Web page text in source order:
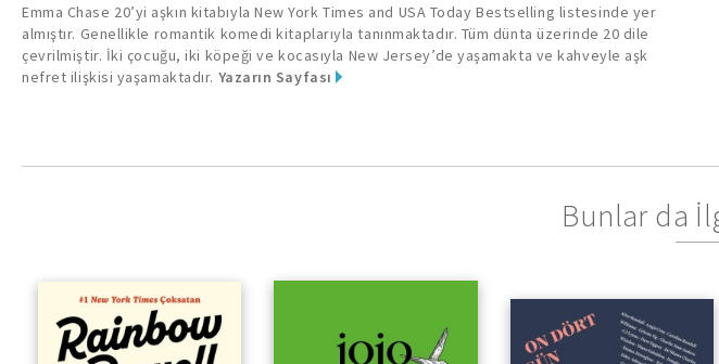
Emma Chase 20’yi aşkın kitabıyla New York Times and USA Today Bestselling listesinde yer
almıştır. Genellikle romantik komedi kitaplarıyla tanınmaktadır. Tüm dünta üzerinde 20 dile
çevrilmiştir. İki çocuğu, iki köpeği ve kocasıyla New Jersey’de yaşamakta ve kahveyle aşk
nefret ilişkisi yaşamaktadır. Yazarın Sayfası
Bunlar da
Amerika Yazarlar
Sendikası’ndan Bir